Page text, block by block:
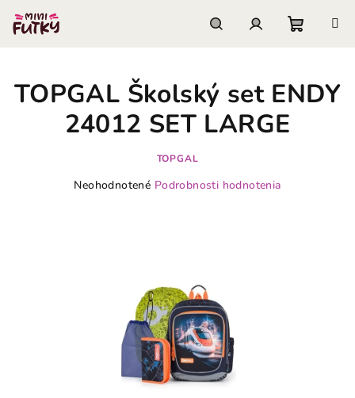
obsah
košík
TOPGAL Školský set ENDY
24012 SET LARGE
TOPGAL
Priemerné
Neohodnotené Podrobnosti hodnotenia